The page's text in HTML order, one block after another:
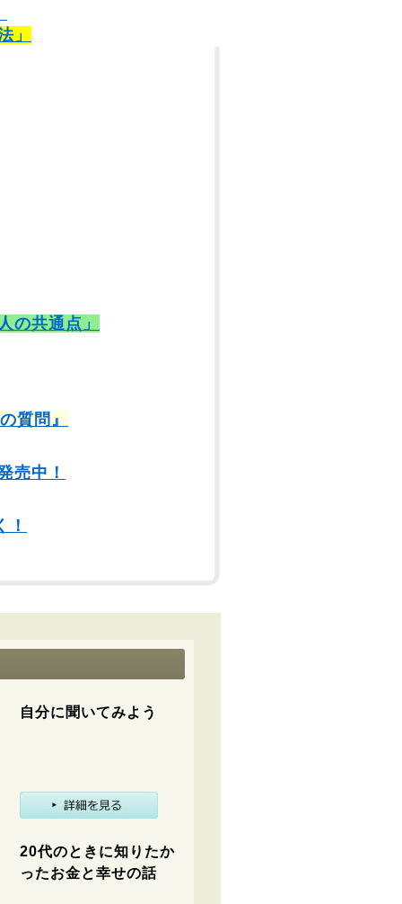
」
の共通点」
質問』
売中！
自分に聞いてみよう
20代のときに知りたか
ったお金と幸せの話